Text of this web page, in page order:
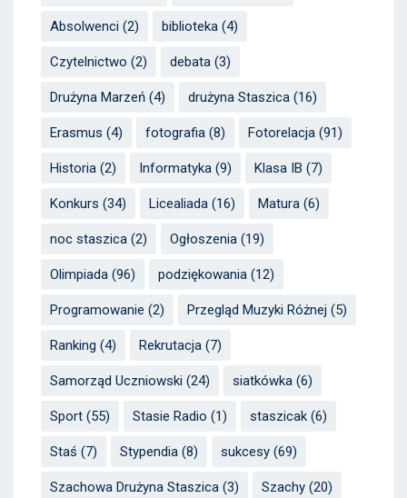
Absolwenci (2) biblioteka (4)
Czytelnictwo (2) debata (3)
Drużyna Marzeń (4) drużyna Staszica (16)
Erasmus (4) fotografia (8) Fotorelacja (91)
Historia (2) Informatyka (9) Klasa IB (7)
Konkurs (34) Licealiada (16) Matura (6)
noc staszica (2) Ogłoszenia (19)
Olimpiada (96) podziękowania (12)
Programowanie (2) Przegląd Muzyki Różnej (5)
Ranking (4) Rekrutacja (7)
Samorząd Uczniowski (24) siatkówka (6)
Sport (55) Stasie Radio (1) staszicak (6)
Staś (7) Stypendia (8) sukcesy (69)
Szachowa Drużyna Staszica (3) Szachy (20)